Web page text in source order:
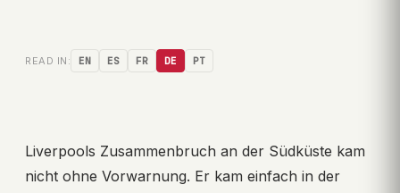
READ IN: EN ES FR DE PT
Liverpools Zusammenbruch an der Südküste kam
nicht ohne Vorwarnung. Er kam einfach in der